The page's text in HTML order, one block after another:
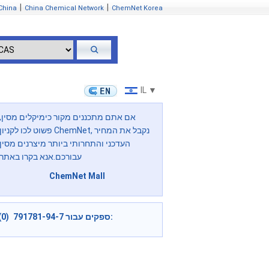
China Chemical Network ChemNet Korea
IL ▼
אם אתם מתכננים מקור כימיקלים מסין,
פשוט לכו לקניון ChemNet, נקבל את המחיר
העדכני והתחרותי ביותר מיצרנים מסין
עבורכם.אנא בקרו באתר
ChemNet Mall
ספקים עבור 791781-94-7 (0):